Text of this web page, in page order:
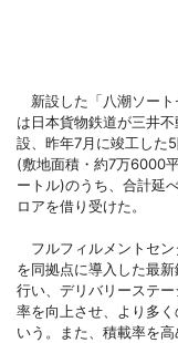
新設した「八潮ソート
は日本貨物鉄道が三井
設、昨年7月に竣工した
(敷地面積・約7万6000
ートル)のうち、合計延
ロアを借り受けた。
フルフィルメントセン
を同拠点に導入した最
行い、デリバリーステ
率を向上させ、より多
いう。また、積載率を